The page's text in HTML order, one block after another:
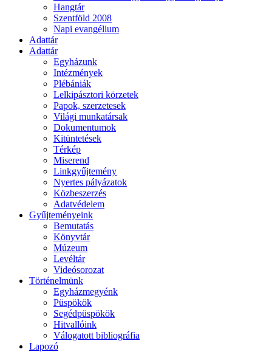
Hangtár
Szentföld 2008
Napi evangélium
Adattár
Adattár
Egyházunk
Intézmények
Plébániák
Lelkipásztori körzetek
Papok, szerzetesek
Világi munkatársak
Dokumentumok
Kitüntetések
Térkép
Miserend
Linkgyűjtemény
Nyertes pályázatok
Közbeszerzés
Adatvédelem
Gyűjteményeink
Bemutatás
Könyvtár
Múzeum
Levéltár
Videósorozat
Történelmünk
Egyházmegyénk
Püspökök
Segédpüspökök
Hitvallóink
Válogatott bibliográfia
Lapozó